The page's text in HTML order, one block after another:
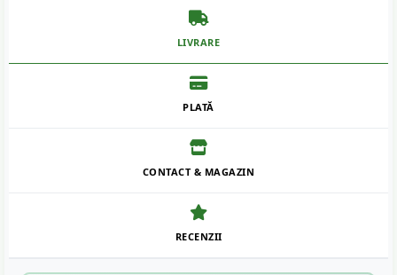
LIVRARE
PLATĂ
CONTACT & MAGAZIN
RECENZII